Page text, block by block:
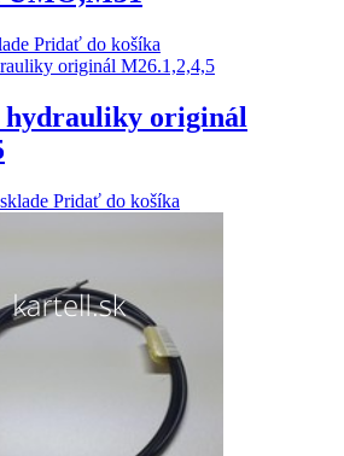
Pridať do košíka
hydrauliky originál
Pridať do košíka